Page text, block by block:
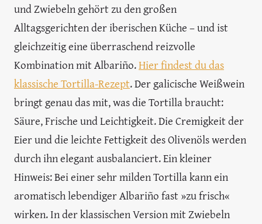
und Zwiebeln gehört zu den großen
Alltagsgerichten der iberischen Küche – und ist
gleichzeitig eine überraschend reizvolle
Kombination mit Albariño.Hier findest du das
klassische Tortilla-Rezept. Der galicische Weißwein
bringt genau das mit, was die Tortilla braucht:
Säure, Frische und Leichtigkeit. Die Cremigkeit der
Eier und die leichte Fettigkeit des Olivenöls werden
durch ihn elegant ausbalanciert. Ein kleiner
Hinweis: Bei einer sehr milden Tortilla kann ein
aromatisch lebendiger Albariño fast »zu frisch«
wirken. In der klassischen Version mit Zwiebeln